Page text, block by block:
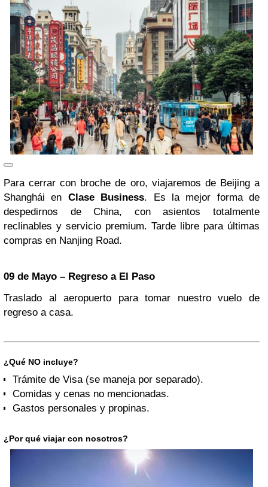
Para cerrar con broche de oro, viajaremos de Beijing a
Shanghái en Clase Business. Es la mejor forma de
despedirnos de China, con asientos totalmente
reclinables y servicio premium. Tarde libre para últimas
compras en Nanjing Road.
09 de Mayo – Regreso a El Paso
Traslado al aeropuerto para tomar nuestro vuelo de
regreso a casa.
¿Qué NO incluye?
Trámite de Visa (se maneja por separado).
Comidas y cenas no mencionadas.
Gastos personales y propinas.
¿Por qué viajar con nosotros?